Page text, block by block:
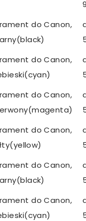
do Canon,
do Canon,
do Canon,
do Canon,
do Canon,
do Canon,